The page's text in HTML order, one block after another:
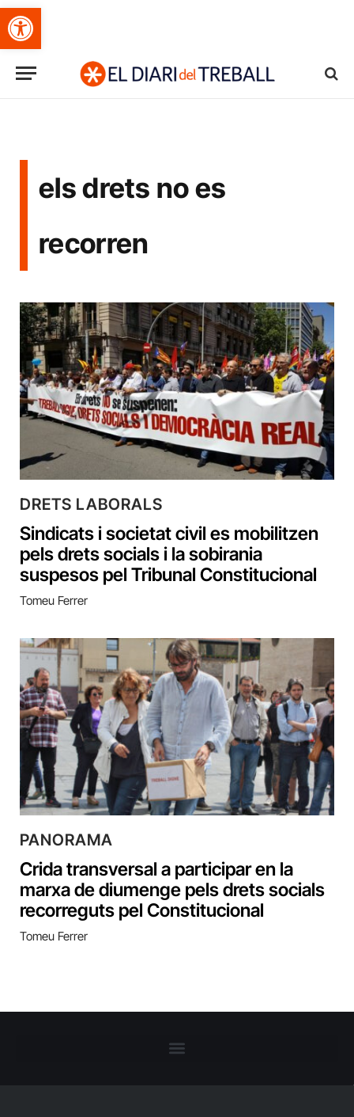
Obre la barra d'eines
els drets no es
recorren
DRETS LABORALS
Sindicats i societat civil es mobilitzen
pels drets socials i la sobirania
suspesos pel Tribunal Constitucional
Tomeu Ferrer
PANORAMA
Crida transversal a participar en la
marxa de diumenge pels drets socials
recorreguts pel Constitucional
Tomeu Ferrer